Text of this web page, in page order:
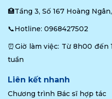
🏥Tầng 3, Số 167 Hoàng
📞Hotline: 0968427502
⏰Giờ làm việc: Từ 8h00
tuần
Liên kết nhanh
Chương trình Bác sĩ hợp tác